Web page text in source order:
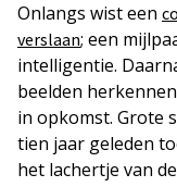
Onlangs wist een
verslaan; een
intelligentie.
beelden
in opkomst. Grote
tien jaar geleden
het lachertje van